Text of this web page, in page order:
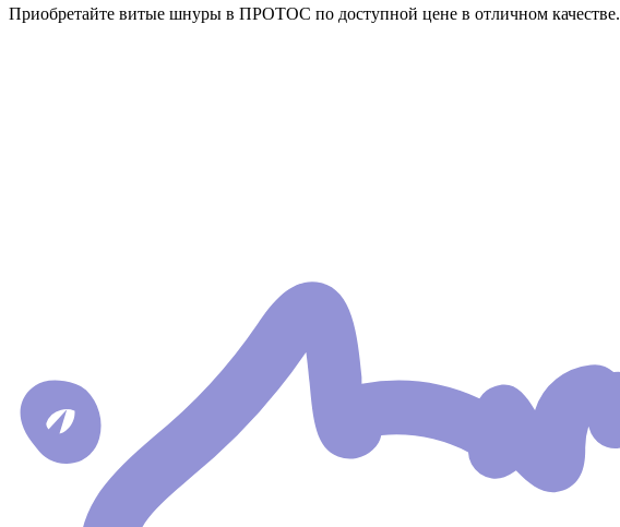
Приобретайте витые шнуры в ПРОТОС по доступной цене в отличном качестве.